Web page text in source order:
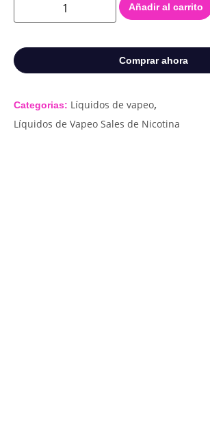
Añadir al carrito
Comprar ahora
Categorias: Líquidos de vapeo,
Líquidos de Vapeo Sales de Nicotina